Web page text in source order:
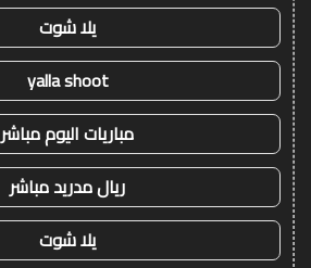
يلا شوت
yalla shoot
مباريات اليوم مباشر
ريال مدريد مباشر
يلا شوت